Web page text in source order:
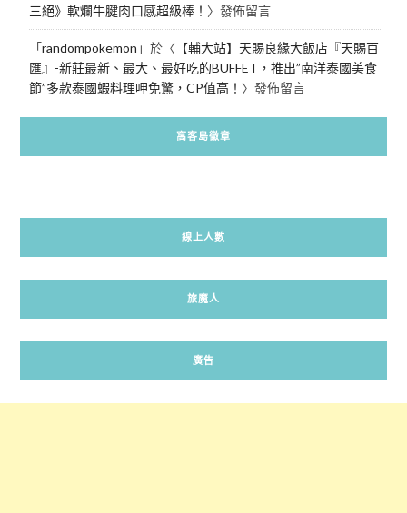
三絕》軟爛牛腱肉口感超級棒！ 〉發佈留言
「randompokemon 」於〈 【輔大站】天賜良緣大飯店『天賜百
匯』-新莊最新、最大、最好吃的BUFFET，推出”南洋泰國美食
節”多款泰國蝦料理呷免驚，CP值高！ 〉發佈留言
窩客島徽章
線上人數
旅魔人
廣告